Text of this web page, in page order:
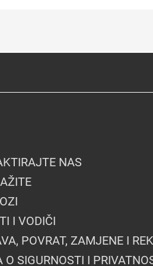
NAS
I VODIČI
POVRAT, ZAMJENE I
O SIGURNOSTI I